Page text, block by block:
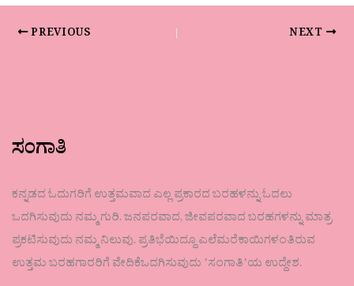
PREVIOUS NEXT
ಸಂಗಾತಿ
ಕನ್ನಡದ ಓದುಗರಿಗೆ ಉತ್ತಮವಾದ ಎಲ್ಲ ಪ್ರಕಾರದ ಬರಹಳನ್ನು ಓದಲು
ಒದಗಿಸುವುದು ನಮ್ಮ ಗುರಿ. ಜನಪರವಾದ, ಜೀವಪರವಾದ ಬರಹಗಳನ್ನು ಮಾತ್ರ
ಪ್ರಕಟಿಸುವುದು ನಮ್ಮ ನಿಲುವು. ಪ್ರತಿಭೆಯಿದ್ದೂ ಎಲೆಮರೆಕಾಯಿಗಳಂತಿರುವ
ಉತ್ತಮ ಬರಹಗಾರರಿಗೆ ವೇದಿಕೆಒದಗಿಸುವುದು ʼಸಂಗಾತಿʼಯ ಉದ್ದೇಶ.